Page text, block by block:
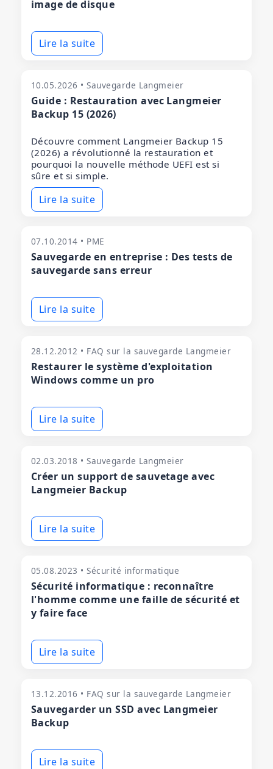
image de disque
Lire la suite
10.05.2026 • Sauvegarde Langmeier
Guide : Restauration avec Langmeier
Backup 15 (2026)
Découvre comment Langmeier Backup 15
(2026) a révolutionné la restauration et
pourquoi la nouvelle méthode UEFI est si
sûre et si simple.
Lire la suite
07.10.2014 • PME
Sauvegarde en entreprise : Des tests de
sauvegarde sans erreur
Lire la suite
28.12.2012 • FAQ sur la sauvegarde Langmeier
Restaurer le système d'exploitation
Windows comme un pro
Lire la suite
02.03.2018 • Sauvegarde Langmeier
Créer un support de sauvetage avec
Langmeier Backup
Lire la suite
05.08.2023 • Sécurité informatique
Sécurité informatique : reconnaître
l'homme comme une faille de sécurité et
y faire face
Lire la suite
13.12.2016 • FAQ sur la sauvegarde Langmeier
Sauvegarder un SSD avec Langmeier
Backup
Lire la suite